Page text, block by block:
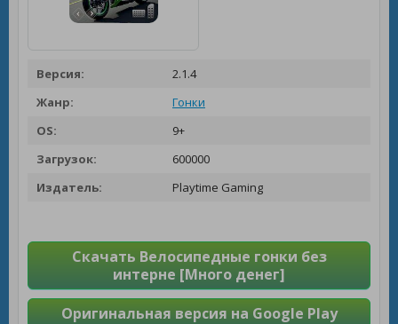
Версия:
2.1.4
Жанр:
Гонки
OS:
9+
Загрузок:
600000
Издатель:
Playtime Gaming
Скачать Велосипедные гонки без
интерне [Много денег]
Оригинальная версия на Google Play